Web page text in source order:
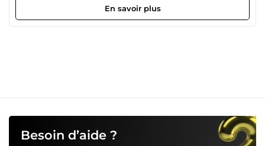
rendus professionnels ; blogs ; sites... Après une lecture
approfondie, votre document sera débarrassé des fautes
essentiellement la forme et vous laisse le fond !
En savoir plus
Besoin d’aide ?